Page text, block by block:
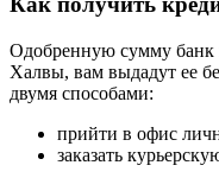
Одобренную сумму банк
Халвы, вам выдадут ее
двумя способами:
прийти в офис
заказать